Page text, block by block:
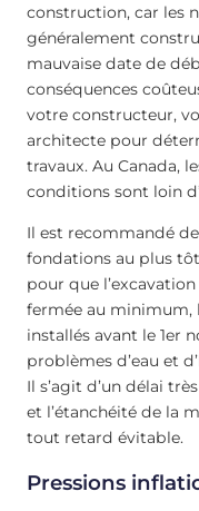
construction, car les
généralement
mauvaise date de
conséquences
votre constructeur,
architecte pour
travaux. Au Canada,
conditions sont loin
Il est recommandé
fondations au plus
pour que
fermée au minimum,
installés avant le 1er
problèmes d’eau et
Il s’agit d’un délai
et l’étanchéité de la
tout retard évitable.
Pressions